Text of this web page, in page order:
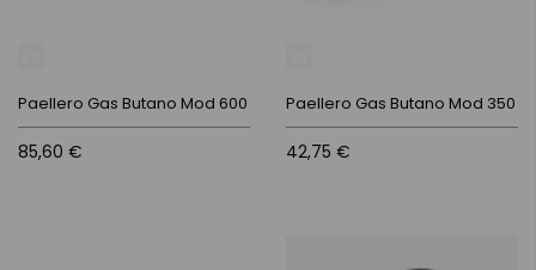
Paellero Gas Butano Mod 600
85,60 €
Paellero Gas Butano Mod 350
42,75 €